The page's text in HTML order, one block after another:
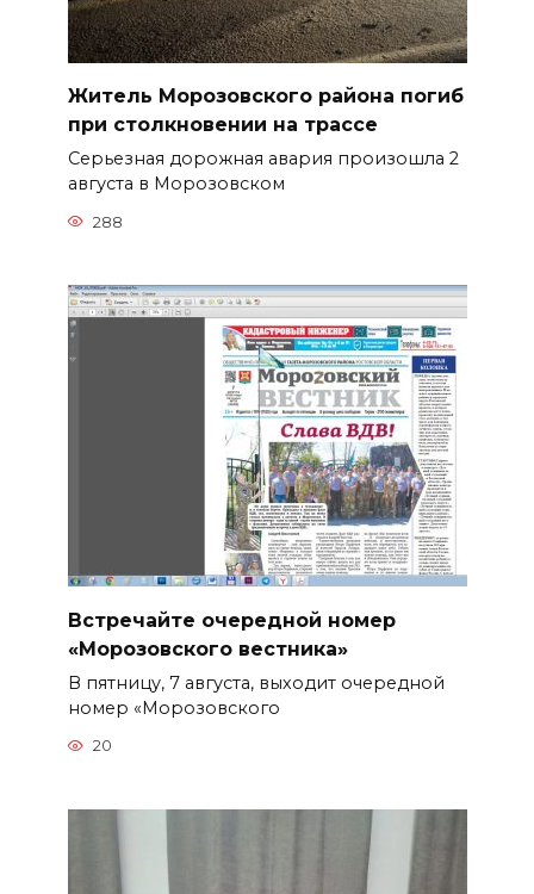
Житель Морозовского района погиб
при столкновении на трассе
Серьезная дорожная авария произошла 2
августа в Морозовском
288
Встречайте очередной номер
«Морозовского вестника»
В пятницу, 7 августа, выходит очередной
номер «Морозовского
20